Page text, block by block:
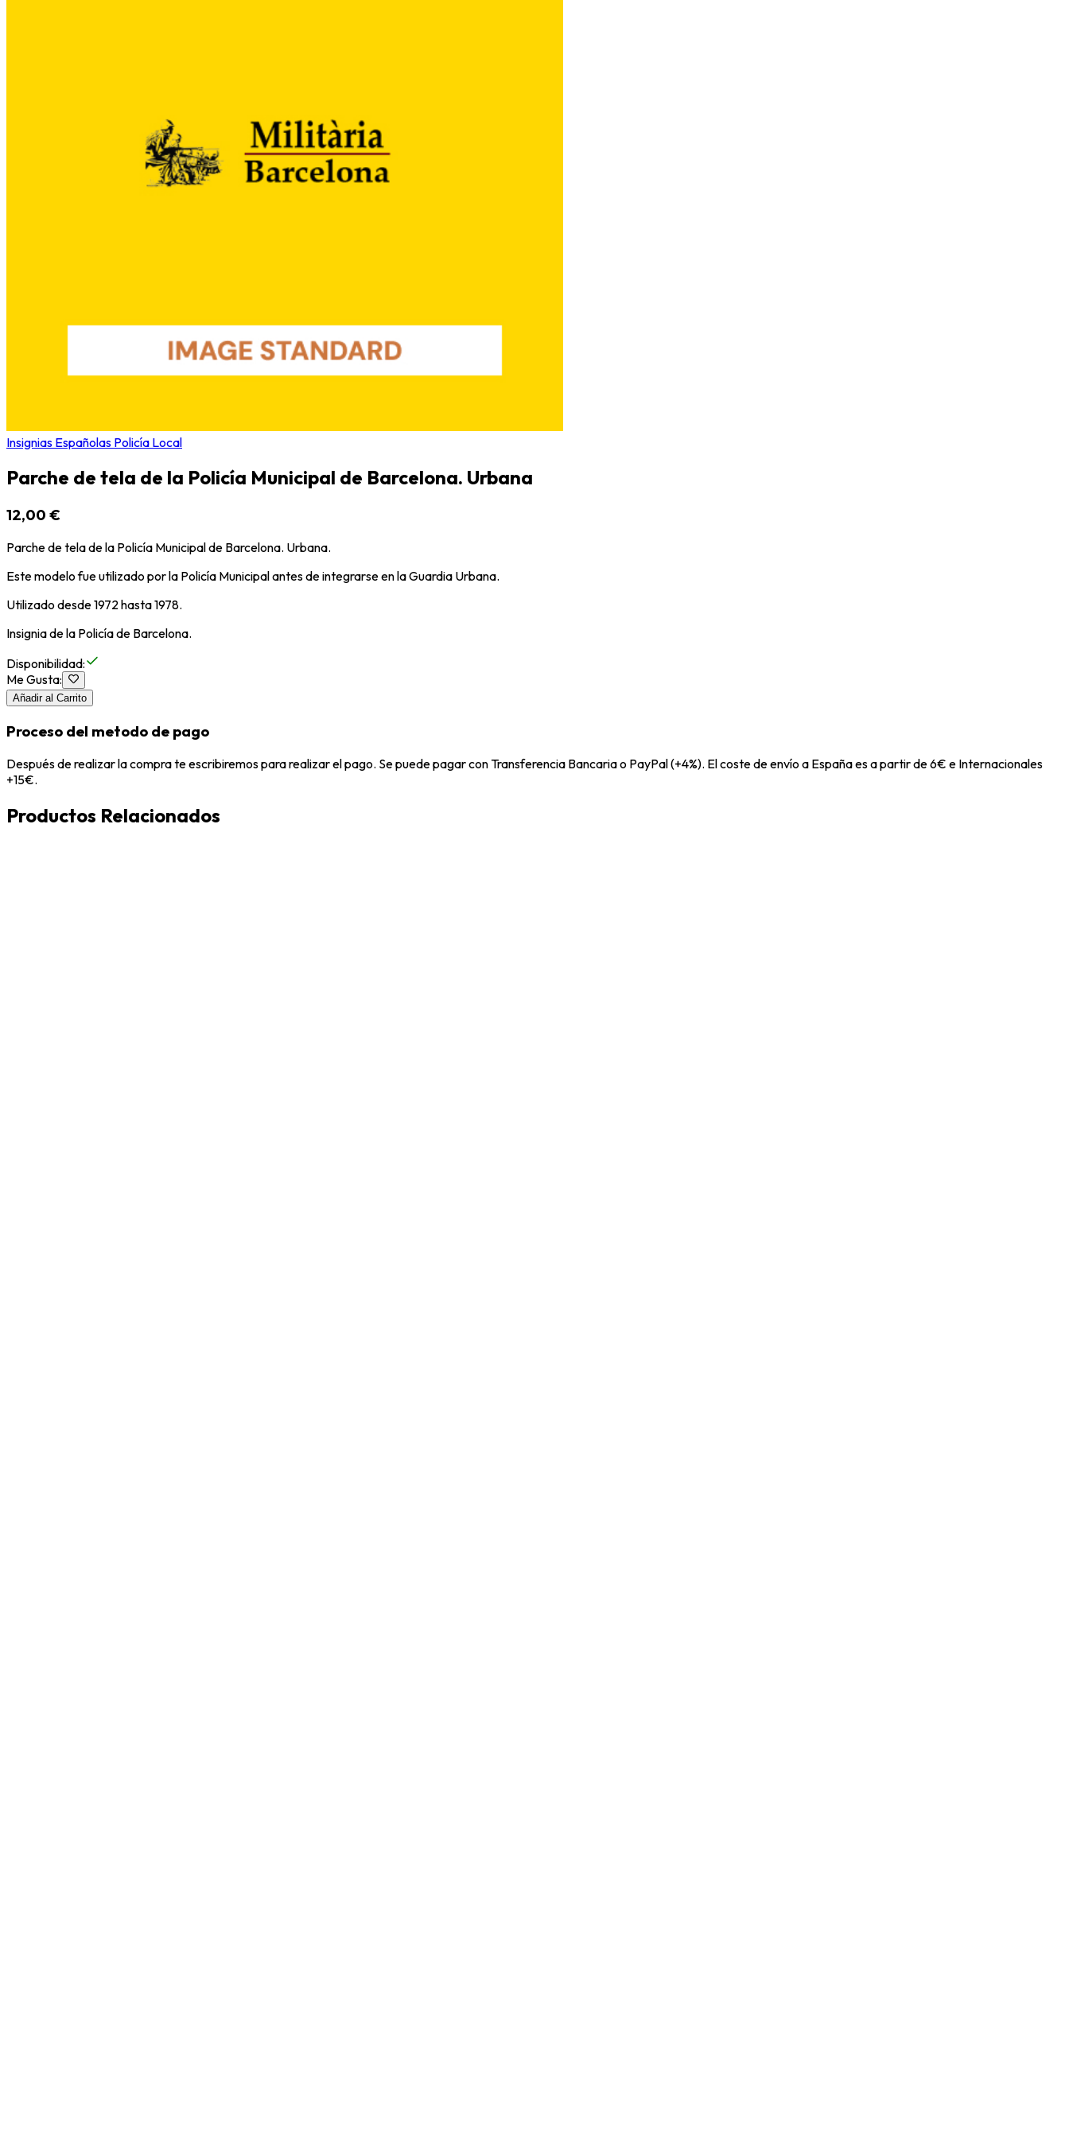
Insignias Españolas Policía Local
Parche de tela de la Policía Municipal de Barcelona. Urbana
12,00 €
Parche de tela de la Policía Municipal de Barcelona. Urbana.
Este modelo fue utilizado por la Policía Municipal antes de integrarse en la Guardia Urbana.
Utilizado desde 1972 hasta 1978.
Insignia de la Policía de Barcelona.
Disponibilidad:
Me Gusta:
Añadir al Carrito
Proceso del metodo de pago
Después de realizar la compra te escribiremos para realizar el pago. Se puede pagar con Transferencia Bancaria o PayPal (+4%). El coste de envío a España es a partir de 6€ e Internacionales
+15€.
Productos Relacionados